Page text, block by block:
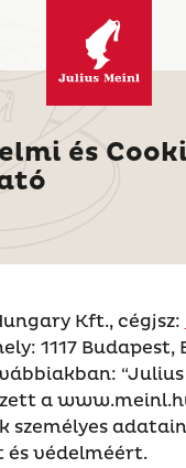
és
Kft., cégjsz:
1117
a
személyes
és védelméért.